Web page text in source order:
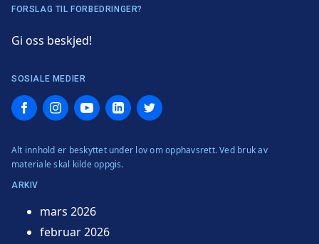
FORSLAG TIL FORBEDRINGER?
Gi oss beskjed!
SOSIALE MEDIER
FacebookInstagramYouTubeLinkedInTwitter
Alt innhold er beskyttet under lov om opphavsrett. Ved bruk av
materiale skal kilde oppgis.
ARKIV
mars 2026
februar 2026